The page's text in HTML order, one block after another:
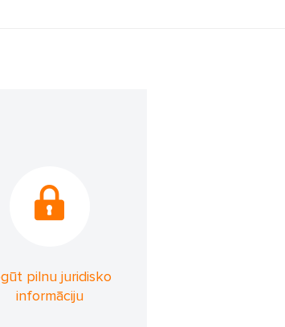
pilnu juridisko
informāciju